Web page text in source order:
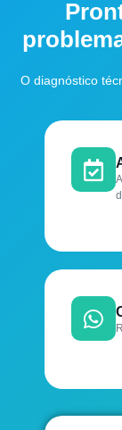
O diagnóstico